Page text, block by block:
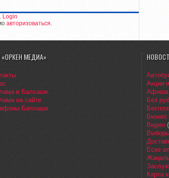
Login
авторизоваться.
МЕДИА»
в Балхаше
на сайте
Балхаша
Акции
Афиша
Без
Бизнес
Видео
Еске
Карта